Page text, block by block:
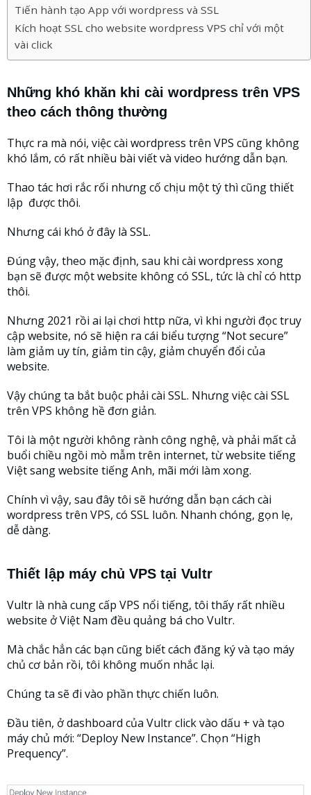
Tiến hành tạo App với wordpress và SSL
Kích hoạt SSL cho website wordpress VPS chỉ với một
vài click
Những khó khăn khi cài wordpress trên VPS
theo cách thông thường
Thực ra mà nói, việc cài wordpress trên VPS cũng không
khó lắm, có rất nhiều bài viết và video hướng dẫn bạn.
Thao tác hơi rắc rối nhưng cố chịu một tý thì cũng thiết
lập được thôi.
Nhưng cái khó ở đây là SSL.
Đúng vậy, theo mặc định, sau khi cài wordpress xong
bạn sẽ được một website không có SSL, tức là chỉ có http
thôi.
Nhưng 2021 rồi ai lại chơi http nữa, vì khi người đọc truy
cập website, nó sẽ hiện ra cái biểu tượng “Not secure”
làm giảm uy tín, giảm tin cậy, giảm chuyển đổi của
website.
Vậy chúng ta bắt buộc phải cài SSL. Nhưng việc cài SSL
trên VPS không hề đơn giản.
Tôi là một người không rành công nghệ, và phải mất cả
buổi chiều ngồi mò mẫm trên internet, từ website tiếng
Việt sang website tiếng Anh, mãi mới làm xong.
Chính vì vậy, sau đây tôi sẽ hướng dẫn bạn cách cài
wordpress trên VPS, có SSL luôn. Nhanh chóng, gọn lẹ,
dễ dàng.
Thiết lập máy chủ VPS tại Vultr
Vultr là nhà cung cấp VPS nổi tiếng, tôi thấy rất nhiều
website ở Việt Nam đều quảng bá cho Vultr.
Mà chắc hẳn các bạn cũng biết cách đăng ký và tạo máy
chủ cơ bản rồi, tôi không muốn nhắc lại.
Chúng ta sẽ đi vào phần thực chiến luôn.
Đầu tiên, ở dashboard của Vultr click vào dấu + và tạo
máy chủ mới: “Deploy New Instance”. Chọn “High
Prequency”.